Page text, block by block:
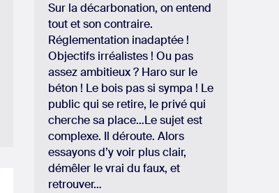
Sur la décarbonation, on entend
tout et son contraire.
Réglementation inadaptée !
Objectifs irréalistes ! Ou pas
assez ambitieux ? Haro sur le
béton ! Le bois pas si sympa ! Le
public qui se retire, le privé qui
cherche sa place…Le sujet est
complexe. Il déroute. Alors
essayons d’y voir plus clair,
démêler le vrai du faux, et
retrouver…